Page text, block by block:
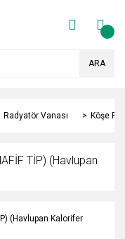
ARA
Radyatör Vanası Köşe
TİP) (Havlupan